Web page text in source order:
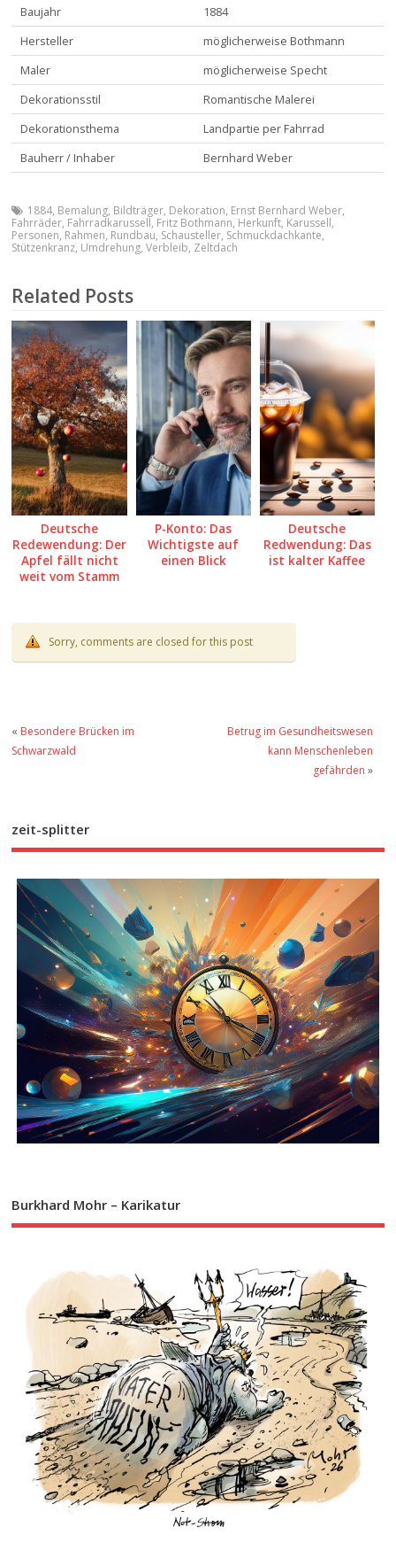
Baujahr
1884
Hersteller
möglicherweise Bothmann
Maler
möglicherweise Specht
Dekorationsstil
Romantische Malerei
Dekorationsthema
Landpartie per Fahrrad
Bauherr / Inhaber
Bernhard Weber
1884, Bemalung, Bildträger, Dekoration, Ernst Bernhard Weber,
Fahrräder, Fahrradkarussell, Fritz Bothmann, Herkunft, Karussell,
Personen, Rahmen, Rundbau, Schausteller, Schmuckdachkante,
Stützenkranz, Umdrehung,Verbleib, Zeltdach
Related Posts
Deutsche
Redewendung: Der
Apfel fällt nicht
weit vom Stamm
P-Konto: Das
Wichtigste auf
einen Blick
Deutsche
Redwendung: Das
ist kalter Kaffee
Sorry, comments are closed for this post
« Besondere Brücken im
Schwarzwald
Betrug im Gesundheitswesen
kann Menschenleben
gefährden »
zeit-splitter
Burkhard Mohr – Karikatur